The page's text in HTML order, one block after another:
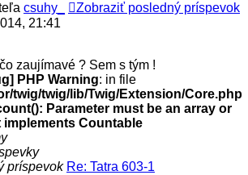
csuhy_
Zobraziť posledný príspevok
21:41
zaujímavé ? Sem s tým !
PHP Warning: in file
twig/twig/lib/Twig/Extension/Core.php
Parameter must be an array or
implements Countable
príspevok Re: Tatra 603-1